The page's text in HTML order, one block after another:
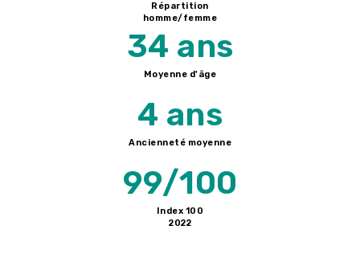
Répartition
homme/femme
34 ans
Moyenne d'âge
4 ans
Ancienneté moyenne
99/100
Index 100
2022